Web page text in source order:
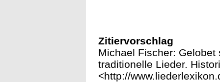
Zitiervorschlag
Michael Fischer:
traditionelle Lieder.
<http://